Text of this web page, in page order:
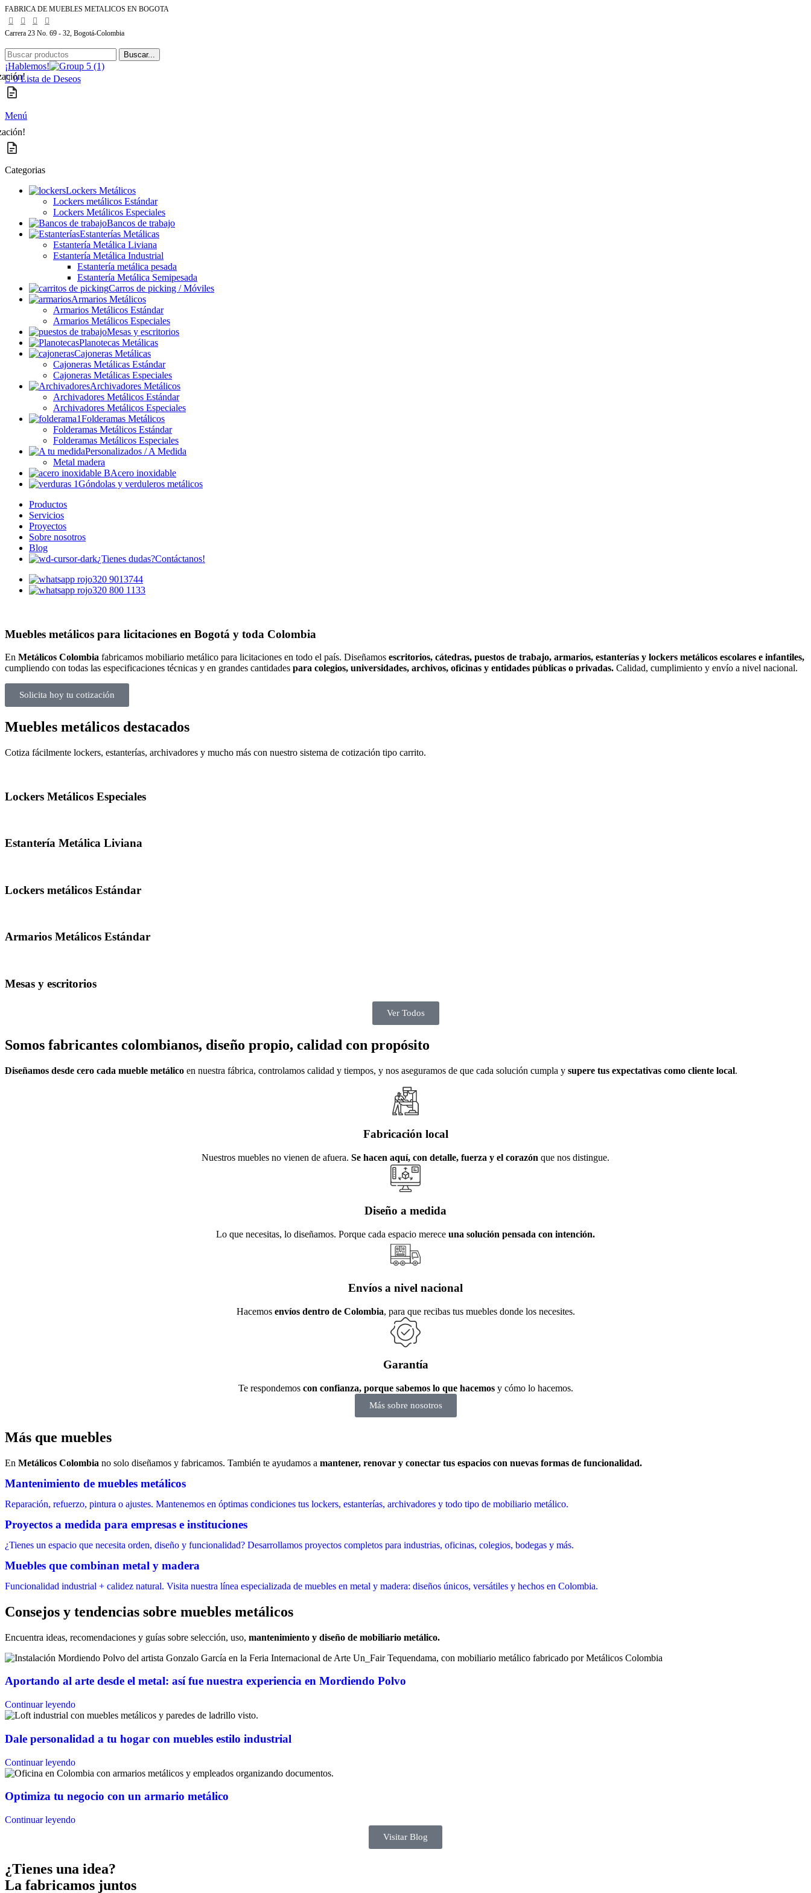
FABRICA DE MUEBLES METALICOS EN BOGOTA
Carrera 23 No. 69 - 32, Bogotá-Colombia
Buscar...
¡Hablemos!
0Lista de Deseos
Menú
Categorias
Lockers Metálicos
Lockers metálicos Estándar
Lockers Metálicos Especiales
Bancos de trabajo
Estanterías Metálicas
Estantería Metálica Liviana
Estantería Metálica Industrial
Estantería metálica pesada
Estantería Metálica Semipesada
Carros de picking / Móviles
Armarios Metálicos
Armarios Metálicos Estándar
Armarios Metálicos Especiales
Mesas y escritorios
Planotecas Metálicas
Cajoneras Metálicas
Cajoneras Metálicas Estándar
Cajoneras Metálicas Especiales
Archivadores Metálicos
Archivadores Metálicos Estándar
Archivadores Metálicos Especiales
Folderamas Metálicos
Folderamas Metálicos Estándar
Folderamas Metálicos Especiales
Personalizados / A Medida
Metal madera
Acero inoxidable
Góndolas y verduleros metálicos
Productos
Servicios
Proyectos
Sobre nosotros
Blog
¿Tienes dudas?Contáctanos!
320 9013744
320 800 1133
Muebles metálicos para licitaciones en Bogotá y toda Colombia
En Metálicos Colombia fabricamos mobiliario metálico para licitaciones en todo el país. Diseñamos escritorios, cátedras, puestos de trabajo, armarios, estanterías y lockers metálicos escolares e infantiles,
cumpliendo con todas las especificaciones técnicas y en grandes cantidades para colegios, universidades, archivos, oficinas y entidades públicas o privadas. Calidad, cumplimiento y envío a nivel nacional.
Solicita hoy tu cotización
Muebles metálicos destacados
Cotiza fácilmente lockers, estanterías, archivadores y mucho más con nuestro sistema de cotización tipo carrito.
Lockers Metálicos Especiales
Estantería Metálica Liviana
Lockers metálicos Estándar
Armarios Metálicos Estándar
Mesas y escritorios
Ver Todos
Somos fabricantes colombianos, diseño propio, calidad con propósito
Diseñamos desde cero cada mueble metálico en nuestra fábrica, controlamos calidad y tiempos, y nos aseguramos de que cada solución cumpla y supere tus expectativas como cliente local.
Fabricación local
Nuestros muebles no vienen de afuera. Se hacen aquí, con detalle, fuerza y el corazón que nos distingue.
Diseño a medida
Lo que necesitas, lo diseñamos. Porque cada espacio merece una solución pensada con intención.
Envíos a nivel nacional
Hacemos envíos dentro de Colombia, para que recibas tus muebles donde los necesites.
Garantía
Te respondemos con confianza, porque sabemos lo que hacemosy cómo lo hacemos.
Más sobre nosotros
Más que muebles
En Metálicos Colombia no solo diseñamos y fabricamos. También te ayudamos a mantener, renovar y conectar tus espacios con nuevas formas de funcionalidad.
Mantenimiento de muebles metálicos
Reparación, refuerzo, pintura o ajustes. Mantenemos en óptimas condiciones tus lockers, estanterías, archivadores y todo tipo de mobiliario metálico.
Proyectos a medida para empresas e instituciones
¿Tienes un espacio que necesita orden, diseño y funcionalidad? Desarrollamos proyectos completos para industrias, oficinas, colegios, bodegas y más.
Muebles que combinan metal y madera
Funcionalidad industrial + calidez natural. Visita nuestra línea especializada de muebles en metal y madera: diseños únicos, versátiles y hechos en Colombia.
Consejos y tendencias sobre muebles metálicos
Encuentra ideas, recomendaciones y guías sobre selección, uso, mantenimiento y diseño de mobiliario metálico.
Aportando al arte desde el metal: así fue nuestra experiencia en Mordiendo Polvo
Continuar leyendo
Dale personalidad a tu hogar con muebles estilo industrial
Continuar leyendo
Optimiza tu negocio con un armario metálico
Continuar leyendo
Visitar Blog
¿Tienes una idea?
La fabricamos juntos